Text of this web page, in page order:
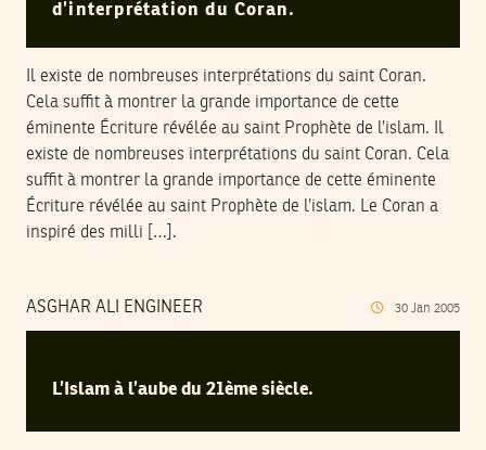
d’interprétation du Coran.
Il existe de nombreuses interprétations du saint Coran.
Cela suffit à montrer la grande importance de cette
éminente Écriture révélée au saint Prophète de l’islam. Il
existe de nombreuses interprétations du saint Coran. Cela
suffit à montrer la grande importance de cette éminente
Écriture révélée au saint Prophète de l’islam. Le Coran a
inspiré des milli […].
ASGHAR ALI ENGINEER 30 Jan 2005
L’Islam à l’aube du 21ème siècle.